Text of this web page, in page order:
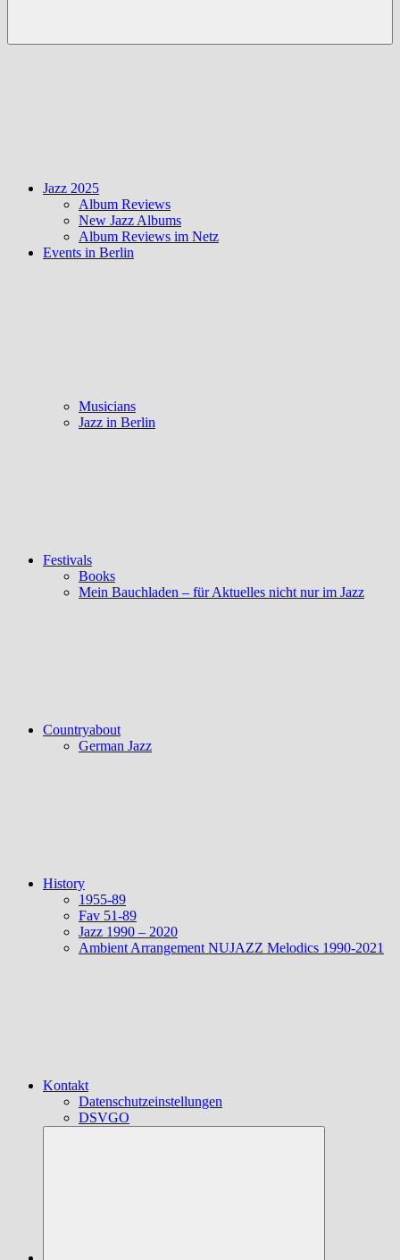
Jazz 2025
Album Reviews
New Jazz Albums
Album Reviews im Netz
Events in Berlin
Musicians
Jazz in Berlin
Festivals
Books
Mein Bauchladen – für Aktuelles nicht nur im Jazz
Countryabout
German Jazz
History
1955-89
Fav 51-89
Jazz 1990 – 2020
Ambient Arrangement NUJAZZ Melodics 1990-2021
Kontakt
Datenschutzeinstellungen
DSVGO